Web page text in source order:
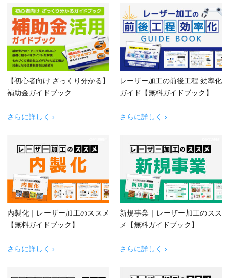
【初心者向け ざっくり分かる】
補助金ガイドブック
さらに詳しく ›
レーザー加工の前後工程 効率化
ガイド【無料ガイドブック】
さらに詳しく ›
内製化｜レーザー加工のススメ
【無料ガイドブック】
さらに詳しく ›
新規事業｜レーザー加工のスス
メ【無料ガイドブック】
さらに詳しく ›